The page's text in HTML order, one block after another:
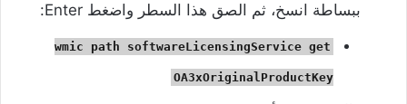
ببساطة انسخ، ثم الصق هذا السطر واضغط Enter:
wmic path softwareLicensingService get
OA3xOriginalProductKey